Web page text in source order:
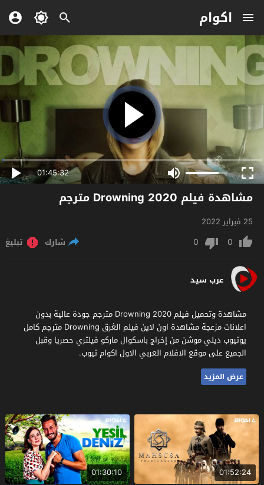
اكوام
01:45:32
مشاهدة فيلم Drowning 2020 مترجم
25 فبراير 2022
0
0 شارك تبليغ
عرب سيد
مشاهدة وتحميل فيلم Drowning 2020 مترجم جودة عالية بدون
اعلانات مزعجة مشاهدة اون لاين فيلم الغرق Drowning مترجم كامل
يوتيوب ديلي موشن من إخراج باسكوال ماركو فيلتري حصريا وقبل
الجميع على موقع الافلام العربي الاول اكوام تيوب.
عرض المزيد
01:52:24
01:30:10